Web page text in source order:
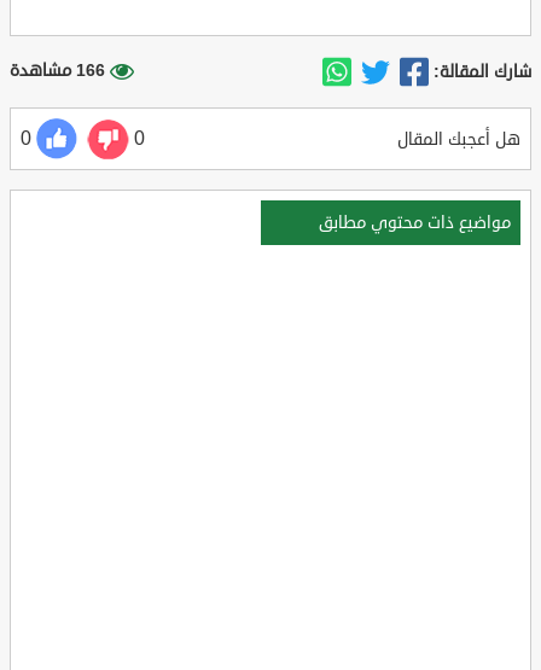
شارك المقالة: 166 مشاهدة
هل أعجبك المقال 0
0
مواضيع ذات محتوي مطابق